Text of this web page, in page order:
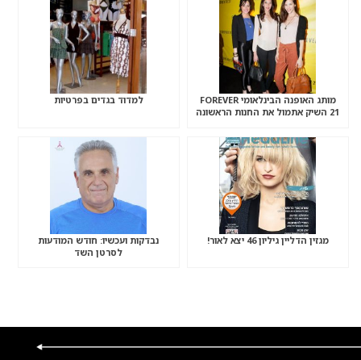
מותג האופנה הבינלאומי FOREVER
21 השיק אתמול את החנות הראשונה
למדוד בגדים בפרטיות
מגזין הדליין גיליון 46 יצא לאור!
נבדקות ועכשיו: חודש המודעות
לסרטן השד